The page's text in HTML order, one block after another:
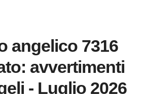
angelico 7316
avvertimenti
- Luglio 2026